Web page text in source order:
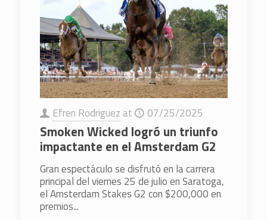
Efren Rodriguez at 07/25/2025
Smoken Wicked logró un triunfo
impactante en el Amsterdam G2
Gran espectáculo se disfrutó en la carrera
principal del viernes 25 de julio en Saratoga,
el Amsterdam Stakes G2 con $200,000 en
premios...